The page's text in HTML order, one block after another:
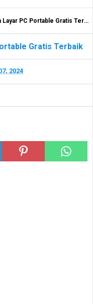
PC Portable Gratis Terbaik
Gratis Terbaik
2024